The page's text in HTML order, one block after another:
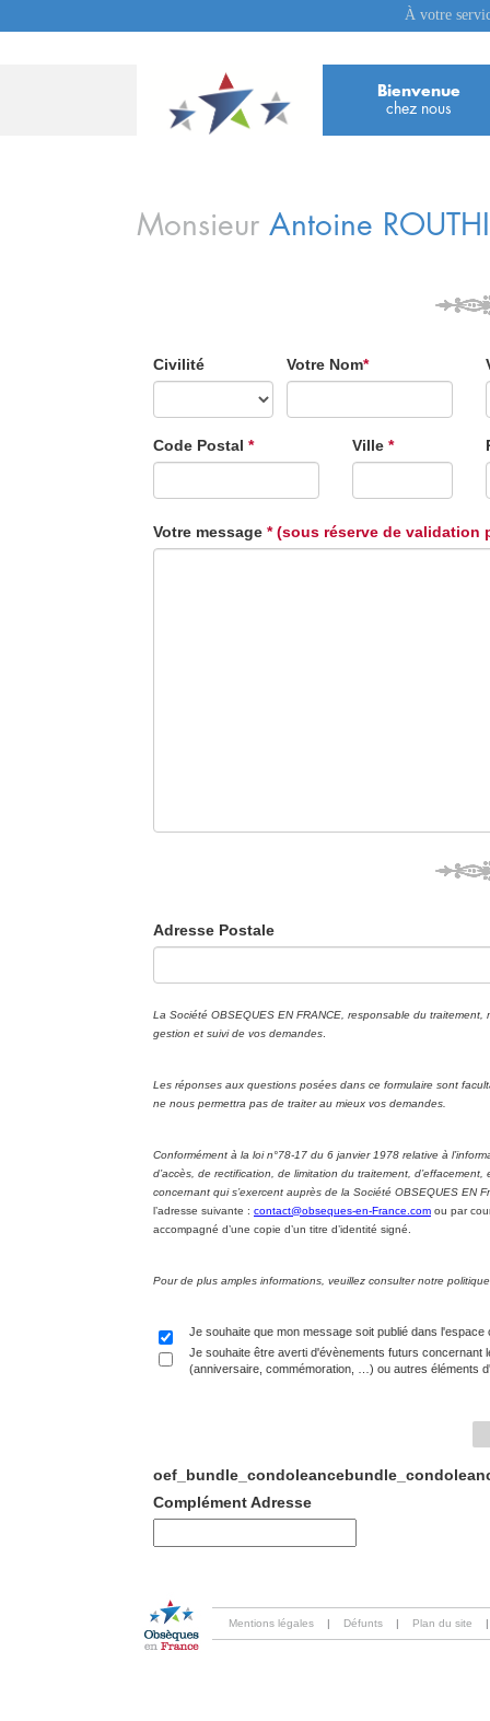
À votre
Bienvenue
chez nous
Monsieur Antoine
Civilité Votre Nom*
Code Postal * Ville*
Votre message * (sous réserve de validation
Adresse Postale
La Société OBSEQUES EN FRANCE, responsable du
gestion et suivi de vos demandes
Les réponses aux questions posées dans ce formulaire sont
ne nous permettra pas de traiter au mieux vos demandes.
Conformément à la loi n°78-17 du 6 janvier 1978 relative à
d’accès, de rectification, de limitation du traitement,
concernant qui s’exercent auprès de la Société OBSEQUES EN
l’adresse suivante : contact@obseques-en-France.com ou par
accompagné d’une copie d’un titre d’identité signé.
Pour de plus amples informations, veuillez consulter notre
Je souhaite que mon message soit publié dans l'espace
Je souhaite être averti d'évènements futurs concernant
(anniversaire, commémoration, …) ou autres éléments
Complément Adresse
Mentions légales | Défunts | Plan du site |